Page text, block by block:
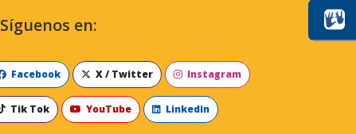
Síguenos en:
Facebook X / Twitter Instagram
Tik Tok YouTube Linkedin